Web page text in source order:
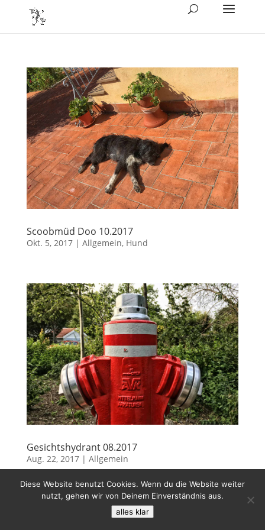
Scoobmüd Doo 10.2017
Okt. 5, 2017| Allgemein, Hund
Gesichtshydrant 08.2017
Aug. 22, 2017| Allgemein
Diese Website benutzt Cookies. Wenn du die Website weiter
nutzt, gehen wir von Deinem Einverständnis aus.
alles klar